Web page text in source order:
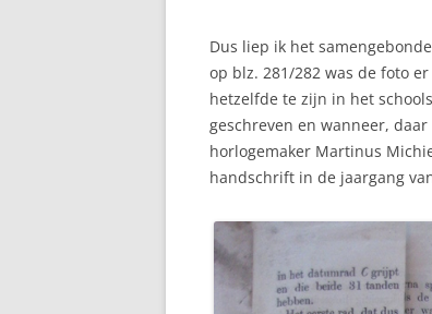
Dus liep ik het
op blz. 281/282 was de foto
hetzelfde te zijn in het
geschreven en wanneer,
horlogemaker Martinus
handschrift in de jaargang